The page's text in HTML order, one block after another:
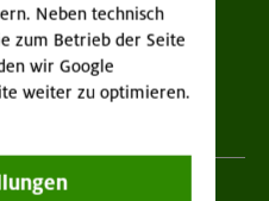
Neben technisch
zum Betrieb der Seite
wir Google
weiter zu optimieren.